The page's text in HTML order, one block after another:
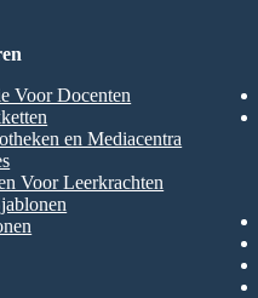
Voor Docenten
en Mediacentra
Voor Leerkrachten